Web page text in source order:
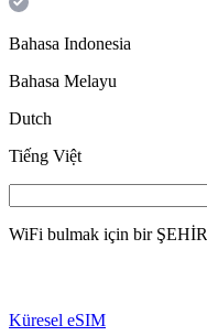
Bahasa Indonesia
Bahasa Melayu
Dutch
Tiếng Việt
WiFi bulmak için bir ŞEHİR
Küresel eSIM